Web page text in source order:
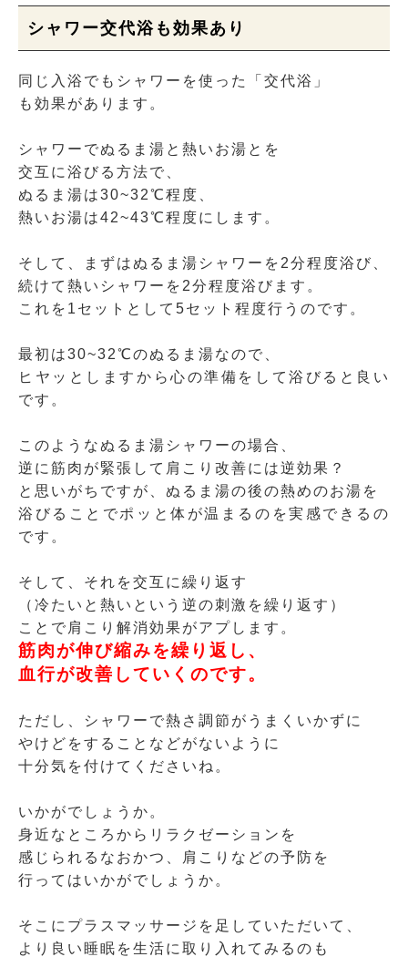
シャワー交代浴も効果あり
同じ入浴でもシャワーを使った「交代浴」
も効果があります。
シャワーでぬるま湯と熱いお湯とを
交互に浴びる方法で、
ぬるま湯は30~32℃程度、
熱いお湯は42~43℃程度にします。
そして、まずはぬるま湯シャワーを2分程度浴び、
続けて熱いシャワーを2分程度浴びます。
これを1セットとして5セット程度行うのです。
最初は30~32℃のぬるま湯なので、
ヒヤッとしますから心の準備をして浴びると良い
です。
このようなぬるま湯シャワーの場合、
逆に筋肉が緊張して肩こり改善には逆効果？
と思いがちですが、ぬるま湯の後の熱めのお湯を
浴びることでポッと体が温まるのを実感できるの
です。
そして、それを交互に繰り返す
（冷たいと熱いという逆の刺激を繰り返す）
ことで肩こり解消効果がアプします。
筋肉が伸び縮みを繰り返し、
血行が改善していくのです。
ただし、シャワーで熱さ調節がうまくいかずに
やけどをすることなどがないように
十分気を付けてくださいね。
いかがでしょうか。
身近なところからリラクゼーションを
感じられるなおかつ、肩こりなどの予防を
行ってはいかがでしょうか。
そこにプラスマッサージを足していただいて、
より良い睡眠を生活に取り入れてみるのも